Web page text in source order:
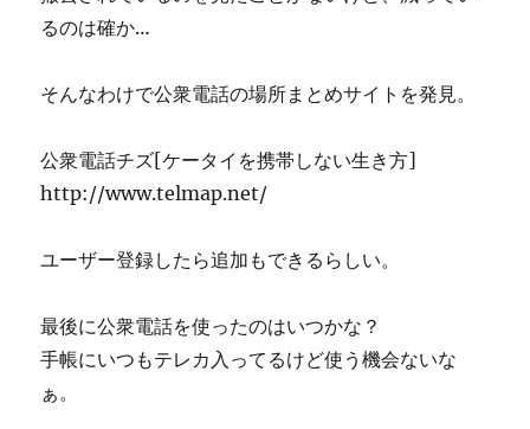
るのは確か…
そんなわけで公衆電話の場所まとめサイトを発見。
公衆電話チズ[ケータイを携帯しない生き方]
http://www.telmap.net/
ユーザー登録したら追加もできるらしい。
最後に公衆電話を使ったのはいつかな？
手帳にいつもテレカ入ってるけど使う機会ないな
ぁ。